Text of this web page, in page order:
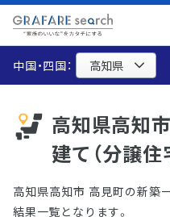
中国・四国：
高知県高知
建て（分譲住
高知県高知市 高見町の新築
結果一覧となります。